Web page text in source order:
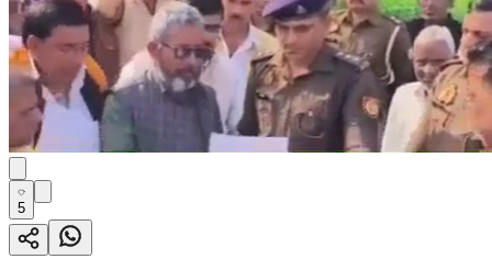
5